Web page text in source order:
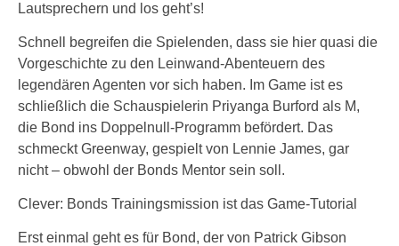
Lautsprechern und los geht’s!
Schnell begreifen die Spielenden, dass sie hier quasi die
Vorgeschichte zu den Leinwand-Abenteuern des
legendären Agenten vor sich haben. Im Game ist es
schließlich die Schauspielerin Priyanga Burford als M,
die Bond ins Doppelnull-Programm befördert. Das
schmeckt Greenway, gespielt von Lennie James, gar
nicht – obwohl der Bonds Mentor sein soll.
Clever: Bonds Trainingsmission ist das Game-Tutorial
Erst einmal geht es für Bond, der von Patrick Gibson